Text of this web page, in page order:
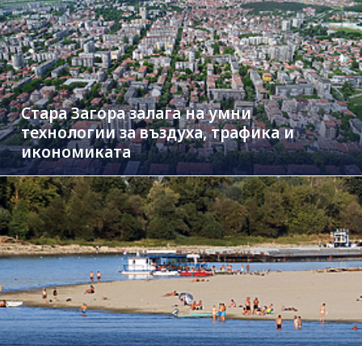
Стара Загора залага на умни
технологии за въздуха, трафика и
икономиката